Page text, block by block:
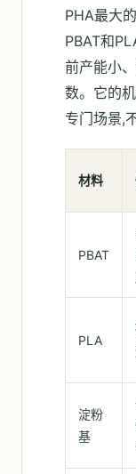
PHA最大
PBAT和
前产能小
数。它的
专门场景,
材料
PBAT
PLA
淀粉
基